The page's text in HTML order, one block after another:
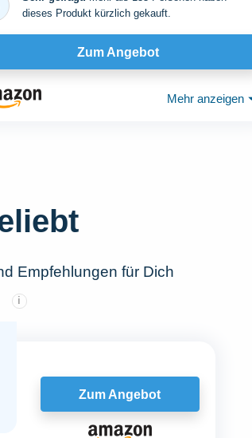
dieses Produkt kürzlich gekauft.
Zum Angebot
Mehr anzeigen
Empfehlungen für Dich
i
Zum Angebot